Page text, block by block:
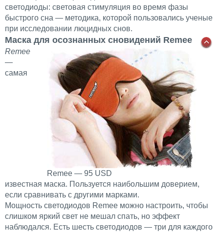
светодиоды: световая стимуляция во время фазы
быстрого сна — методика, которой пользовались ученые
при исследовании люцидных снов.
Маска для осознанных сновидений Remee
Remee — 95 USD
Remee
—
самая
известная маска. Пользуется наибольшим доверием,
если сравнивать с другими марками.
Мощность светодиодов Remee можно настроить, чтобы
слишком яркий свет не мешал спать, но эффект
наблюдался. Есть шесть светодиодов — три для каждого